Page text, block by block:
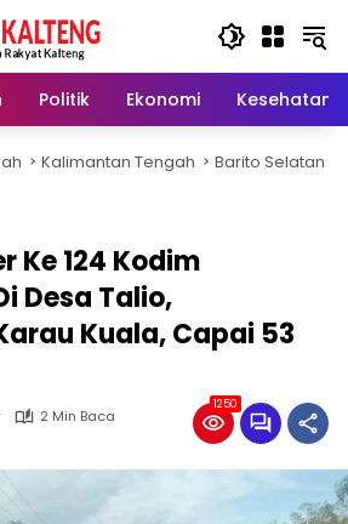
Politik Ekonomi Kesehatan
Kalimantan Tengah Barito Selatan
Ke 124 Kodim
Desa Talio,
Kuala, Capai 53
2 Min Baca
1250